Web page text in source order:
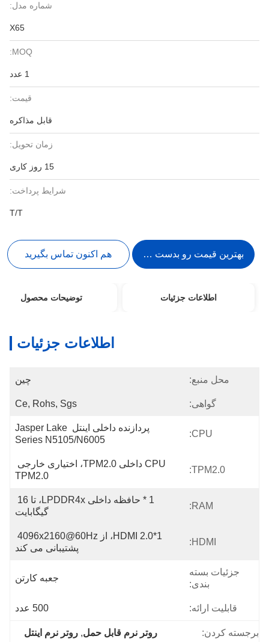
شماره مدل:
X65
MOQ:
قیمت:
قابل مذاکره
زمان تحویل:
15 روز کاری
شرایط پرداخت:
T/T
بهترین قیمت رو بدست بیار هم اکنون تماس بگیرید
اطلاعات جزئیات توضیحات محصول
اطلاعات جزئیات
محل منبع: چین
گواهی: Ce, Rohs, Sgs
CPU:
پردازنده داخلی اینتل Jasper Lake
Series N5105/N6005
TPM2.0:
TPM2.0
RAM:
1 * حافظه داخلی LPDDR4x، تا 16
گیگابایت
HDMI:
1*HDMI 2.0، از 4096x2160@60Hz
پشتیبانی می کند
جزئیات بسته
بندی:
جعبه کارتن
قابلیت ارائه: 500 عدد
برجسته کردن: روتر نرم قابل حمل , روتر نرم اینتل